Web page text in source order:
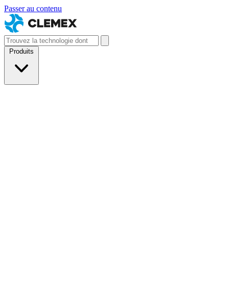
Passer au contenu
Produits